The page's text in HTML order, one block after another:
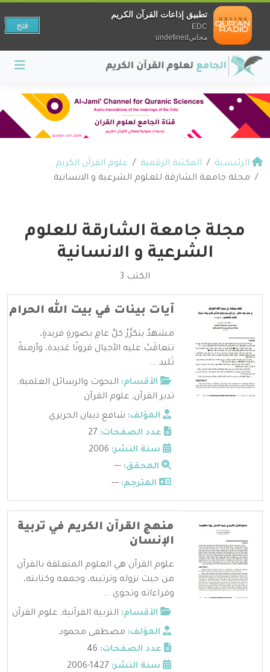
الرئيسية المكتبة الرقمية
علوم القرآن الكريم
مجلة جامعة الشارقة للعلوم الشرعية و الانسانية
مجلة جامعة الشارقة للعلوم
الشرعية و الانسانية
الكتب 3
آيات بينات في بيت الله الحرام
مشهدٌ يتكرَّرُ كلَّ عامٍ بصورةٍ فريدةٍ،
تتعاقَبُ عليه الأجيال قرونًا عَديدة، وأزمنةً
تَليد ...
الأقسام: البحوث والرسائل العلمية,
تدبر القرآن, علوم القرآن
المؤلف: شافع ذيبان الحريري
عدد الصفحات:
سنة النشر:
المحقق: ---
المترجم: ---
منهج القرآن الكريم في تربية
الإنسان
علوم القرآن هي العلوم المتعلقة بالقرآن
من حيث نزوله وترتيبه، وجمعه وكتابته،
وقراءاته وتجوي ...
الأقسام: التربية القرآنية, علوم القرآن
المؤلف: مصطفى محمود
عدد الصفحات:
سنة النشر:
تطبيق إذاعات القرآن الكريم
EDC
مجانيundefined
فتح